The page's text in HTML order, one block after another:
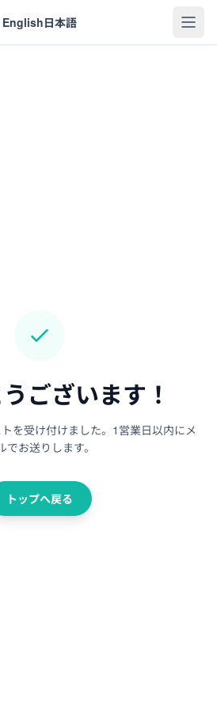
English日本語
ございます！
を受け付けました。1営業日以内にメ
でお送りします。
トップへ戻る